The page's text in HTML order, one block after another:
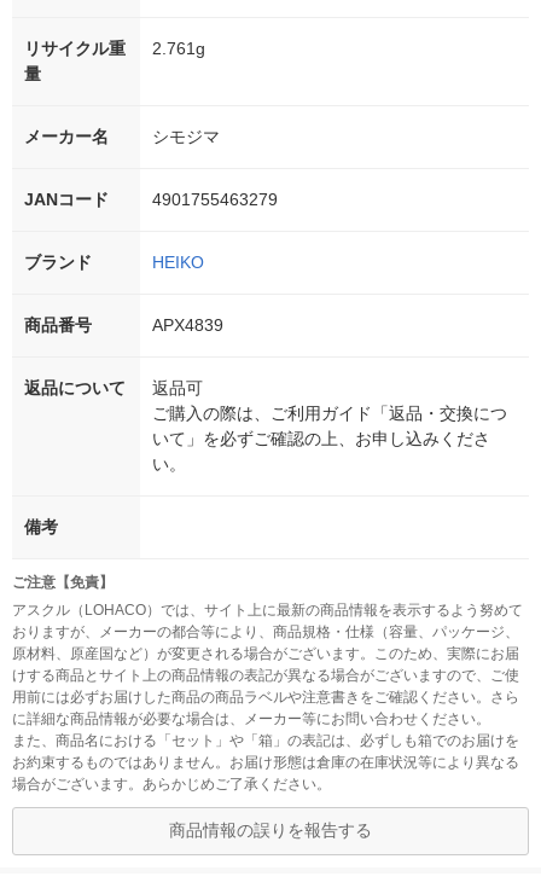
リサイクル重
量
2.761g
メーカー名 シモジマ
JANコード 4901755463279
ブランド HEIKO
商品番号 APX4839
返品について
返品可
ご購入の際は、ご利用ガイド「返品・交換につ
いて」を必ずご確認の上、お申し込みくださ
い。
備考
ご注意【免責】
アスクル（LOHACO）では、サイト上に最新の商品情報を表示するよう努めて
おりますが、メーカーの都合等により、商品規格・仕様（容量、パッケージ、
原材料、原産国など）が変更される場合がございます。このため、実際にお届
けする商品とサイト上の商品情報の表記が異なる場合がございますので、ご使
用前には必ずお届けした商品の商品ラベルや注意書きをご確認ください。さら
に詳細な商品情報が必要な場合は、メーカー等にお問い合わせください。
また、商品名における「セット」や「箱」の表記は、必ずしも箱でのお届けを
お約束するものではありません。お届け形態は倉庫の在庫状況等により異なる
場合がございます。あらかじめご了承ください。
商品情報の誤りを報告する